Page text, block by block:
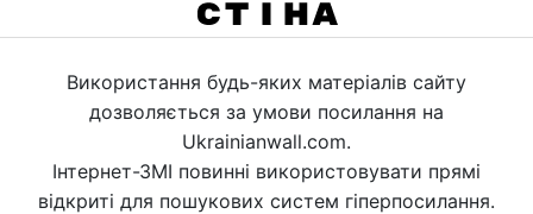
Використання будь-яких матеріалів сайту
дозволяється за умови посилання на
Ukrainianwall.com.
Інтернет-ЗМІ повинні використовувати прямі
відкриті для пошукових систем гіперпосилання.